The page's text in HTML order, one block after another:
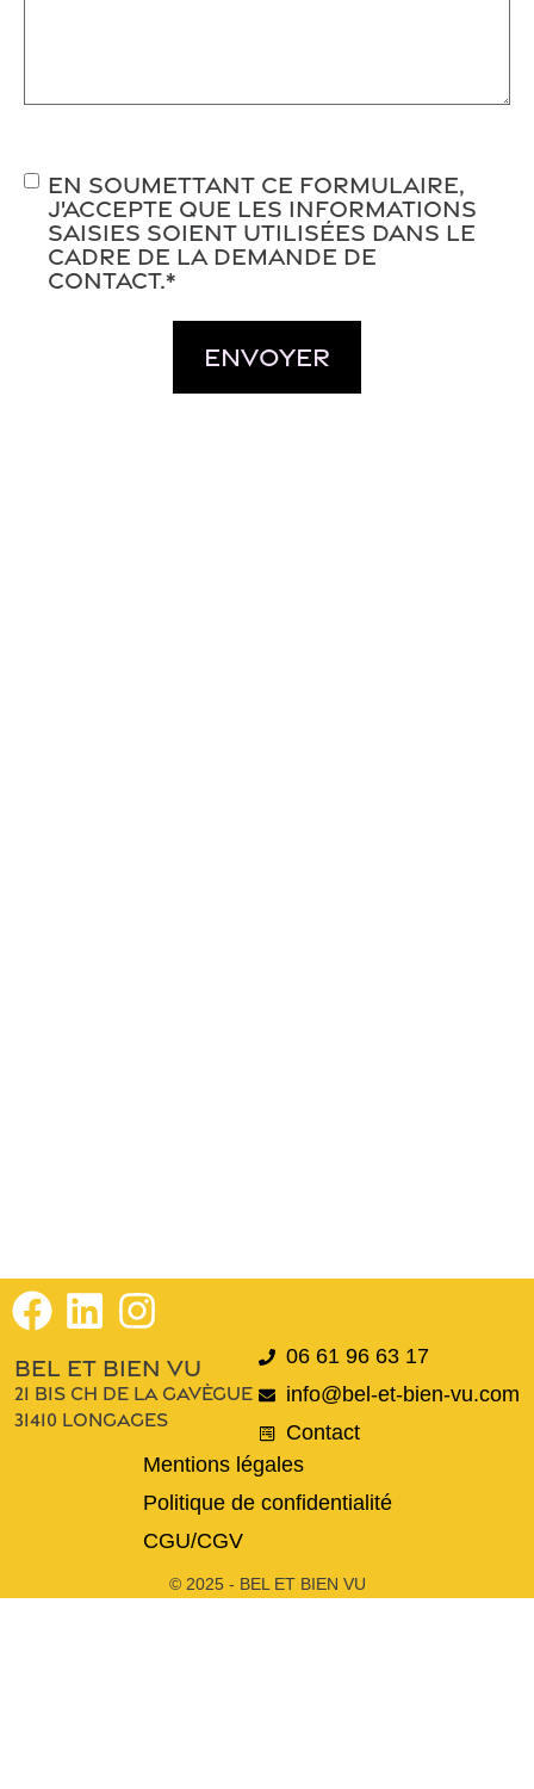
RGPD*
En soumettant ce formulaire,
j'accepte que les informations
saisies soient utilisées dans le
cadre de la demande de
contact.*
Envoyer
bel et bien vu
21 bis ch de la gavègue
31410 longages
06 61 96 63 17
info@bel-et-bien-vu.com
Contact
Mentions légales
Politique de confidentialité
CGU/CGV
© 2025 - BEL ET BIEN VU